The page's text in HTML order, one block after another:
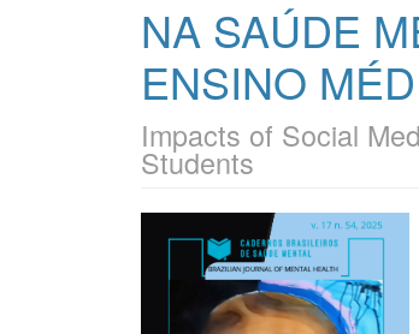
NA SAÚDE
ENSINO
Impacts of Social
Students
Barra
lateral